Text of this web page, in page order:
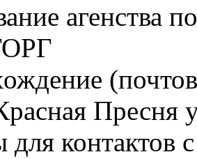
агенства
Пресня
контактов